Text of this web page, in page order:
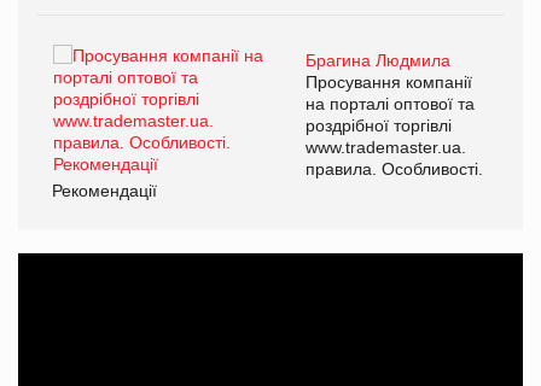
Брагина Людмила
Просування компанії
на порталі оптової та
роздрібної торгівлі
www.trademaster.ua.
правила. Особливості.
Рекомендації